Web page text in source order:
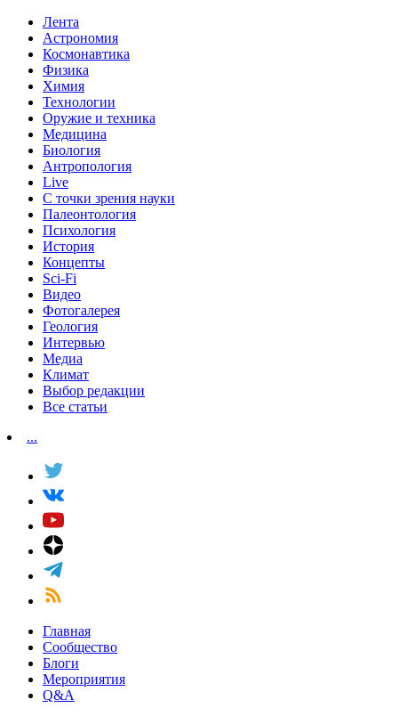
Лента
Астрономия
Космонавтика
Физика
Химия
Технологии
Оружие и техника
Медицина
Биология
Антропология
Live
С точки зрения науки
Палеонтология
Психология
История
Концепты
Sci-Fi
Видео
Фотогалерея
Геология
Интервью
Медиа
Климат
Выбор редакции
Все статьи
...
Главная
Сообщество
Блоги
Мероприятия
Q&A